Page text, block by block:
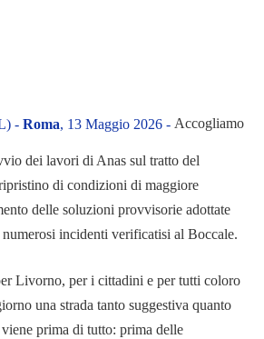
- Roma, 13 Maggio 2026 - Accogliamo
dei lavori di Anas sul tratto del
di condizioni di maggiore
delle soluzioni provvisorie adottate
incidenti verificatisi al Boccale.
Livorno, per i cittadini e per tutti coloro
una strada tanto suggestiva quanto
prima di tutto: prima delle